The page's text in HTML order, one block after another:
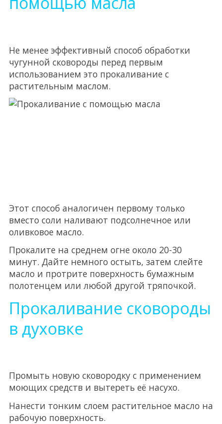
Не менее эффективный способ обработки
чугунной сковороды перед первым
использованием это прокаливание с
растительным маслом.
Этот способ аналогичен первому только
вместо соли наливают подсолнечное или
оливковое масло.
Прокалите на среднем огне около 20-30
минут. Дайте немного остыть, затем слейте
масло и протрите поверхность бумажным
полотенцем или любой другой тряпочкой.
Прокаливание сковороды
в духовке
Промыть новую сковородку с применением
моющих средств и вытереть её насухо.
Нанести тонким слоем растительное масло на
рабочую поверхность.